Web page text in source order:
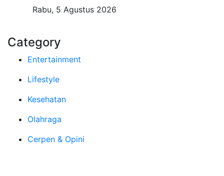
Rabu, 5 Agustus 2026
Category
Entertainment
Lifestyle
Kesehatan
Olahraga
Cerpen & Opini